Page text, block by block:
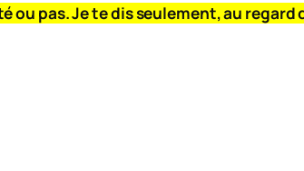
ou pas. Je te dis seulement, au